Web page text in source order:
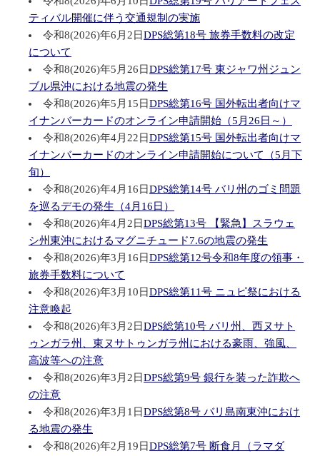
ティバル開催に伴う交通規制の実施
令和8(2026)年6月2日DPS総第18号 旅券手数料の改定
について
令和8(2026)年5月26日DPS総第17号 東ジャワ州ジュン
ブル県沖における地震の発生
令和8(2026)年5月15日DPS総第16号 国外転出者向けマ
イナンバーカードのオンライン申請開始（5月26日～）
令和8(2026)年4月22日DPS総第15号 国外転出者向けマ
イナンバーカードのオンライン申請開始について（5月下
旬）
令和8(2026)年4月16日DPS総第14号 バリ州のゴミ問題
を巡るデモの発生（4月16日）
令和8(2026)年4月2日DPS総第13号 【緊急】スラウェ
シ州東沖におけるマグニチュード7.6の地震の発生
令和8(2026)年3月16日DPS総第12号令和8年度の領事・
旅券手数料について
令和8(2026)年3月10日DPS総第11号 ニュピ祭における
注意喚起
令和8(2026)年3月2日DPS総第10号 バリ州、西ヌサト
ゥンガラ州、東ヌサトゥンガラ州における豪雨、強風、
高波等への注意
令和8(2026)年3月2日DPS総第9号 銀行を装った詐欺へ
の注意
令和8(2026)年3月1日DPS総第8号 バリ島南東沖におけ
る地震の発生
令和8(2026)年2月19日DPS総第7号 断食月（ラマダ